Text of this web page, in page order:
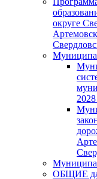
округе
ОБЩИЕ